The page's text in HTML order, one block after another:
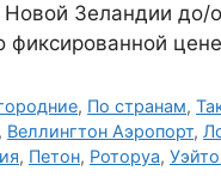
Зеландии до/
фиксированной
, По странам,
, Веллингтон Аэропорт,
, Петон, Роторуа,